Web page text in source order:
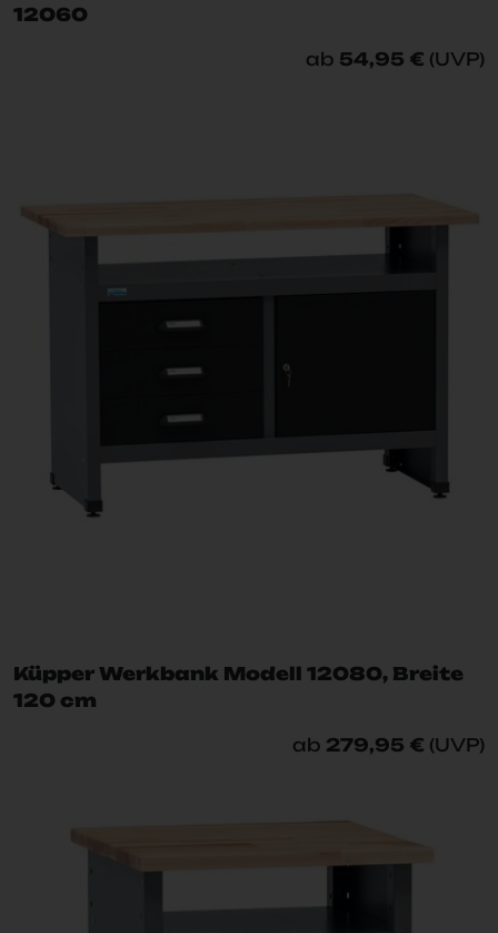
12060
ab 54,95 € (UVP)
Küpper Werkbank Modell 12080, Breite
120 cm
ab 279,95 € (UVP)